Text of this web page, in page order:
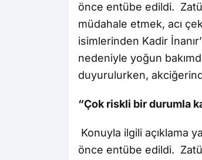
önce entübe edildi.
müdahale etmek, acı
isimlerinden Kadir
nedeniyle yoğun
duyurulurken,
“Çok riskli bir durumla
Konuyla ilgili açıklama
önce entübe edildi.